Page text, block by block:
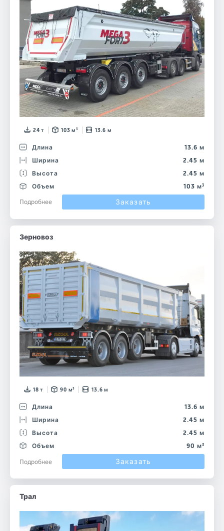
24 т 103 м³ 13.6 м
Длина
13.6 м
Ширина
2.45 м
Высота
2.45 м
Объем
103 м³
Подробнее
Заказать
Зерновоз
18 т 90 м³ 13.6 м
Длина
13.6 м
Ширина
2.45 м
Высота
2.45 м
Объем
90 м³
Подробнее
Заказать
Трал